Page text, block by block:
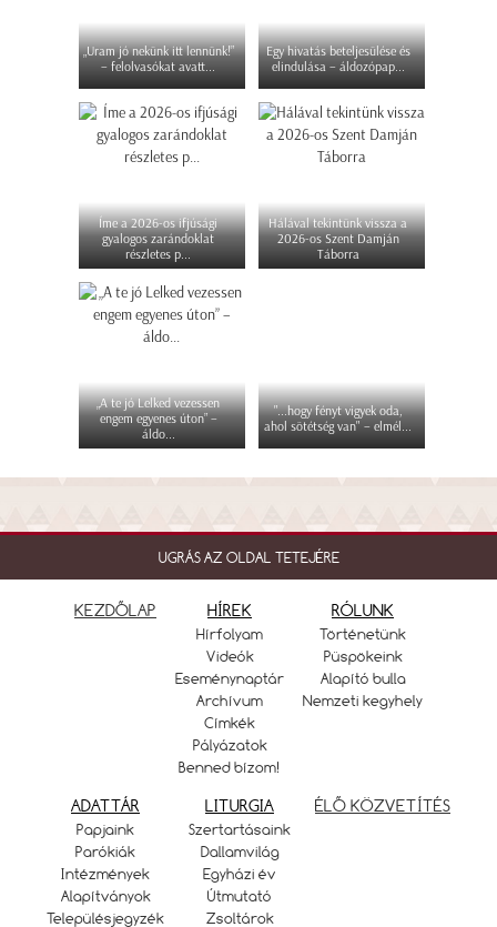
„Uram jó nekünk itt lennünk!”
– felolvasókat avatt...
Egy hivatás beteljesülése és
elindulása – áldozópap...
Íme a 2026-os ifjúsági
gyalogos zarándoklat
részletes p...
Hálával tekintünk vissza a
2026-os Szent Damján
Táborra
„A te jó Lelked vezessen
engem egyenes úton” –
áldo...
"...hogy fényt vigyek oda,
ahol sötétség van" – elmél...
UGRÁS AZ OLDAL TETEJÉRE
KEZDŐLAP HÍREK
Hírfolyam
Videók
Eseménynaptár
Archívum
Címkék
Pályázatok
Benned bízom!
RÓLUNK
Történetünk
Püspökeink
Alapító bulla
Nemzeti kegyhely
ADATTÁR
Papjaink
Parókiák
Intézmények
Alapítványok
Településjegyzék
LITURGIA
Szertartásaink
Dallamvilág
Egyházi év
Útmutató
Zsoltárok
ÉLŐ KÖZVETÍTÉS